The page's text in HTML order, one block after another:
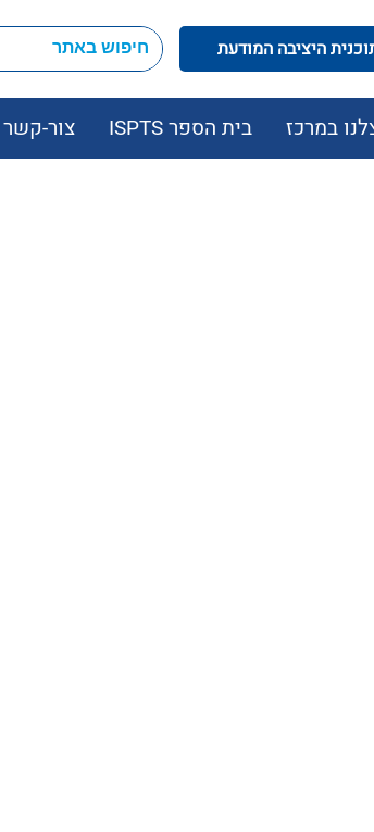
במרכז בית הספר ISPTS צור-קשר